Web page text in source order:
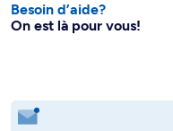
Besoin d’aide?
On est là pour vous!